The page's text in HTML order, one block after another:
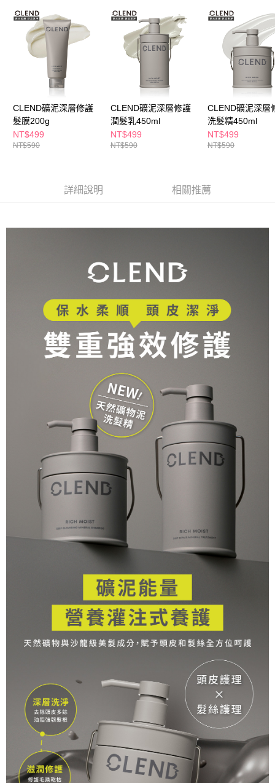
１．簡單：不需註冊會員、不需綁卡、不需儲值。
２．便利：只要手機號碼，簡訊認證，即可結帳。
３．安心：先確認商品／服務後，再付款。
【「AFTEE先享後付」結帳流程】
１．於結帳方式選擇「AFTEE先享後付」後，將跳轉至「AFTEE先享後付」
結帳頁面，進行簡訊認證並確認金額後，即可完成結帳。
２．訂單成立數日內，您將收到繳費通知簡訊。
３．收到繳費通知簡訊後14天內，點擊此簡訊中的連結，可透過四大超商／
ATM／網路銀行／等多元方式進行付款，方視為交易完成。
※ 請注意：結帳手續完成當下不需立刻繳費，但若您需要取消訂單，請聯絡
購買商品的店家。未經商家同意取消之訂單仍視為有效，需透過AFTEE先享
後付繳納相關費用。
客戶支援中心」 https://netprotections.freshdesk.com/support/home
易，需依本服務之必要範圍內提供個人資料，並將交易相關給付款項請求債
https://aftee.tw/terms/#terms3
３．未成年的使用者請事先徵得法定代理人或監護人之同意方可使用
「AFTEE先享後付」，若未經同意申辦者引起之損失，本公司不負相關責
４．使用「AFTEE先享後付」時，將依據個別帳號之用戶狀況，依本公司即
時審查核予不同之上限額度；若仍有額度不足之情形，本公司將視審查結果
５．嚴禁一人註冊多個帳號或使用他人資訊註冊。若發現惡意使用之情形，
恩沛科技股份有限公司將有權停止該用戶之使用額度並採取法律行動。
運送方式
全家取貨付款
每筆NT$65，滿NT$390(含以上)免運費
付款後全家取貨
萊爾富取貨付款
每筆NT$65，滿NT$490(含以上)免運費
付款後寶雅門市自取(由倉庫統一出貨)
每筆NT$80，滿NT$290(含以上)免運費
CLEND礦泥深層修護
髮膜200g
NT$499
NT$590
CLEND礦泥深層修護
潤髮乳450ml
NT$499
NT$590
CLEND礦泥深層
洗髮精450ml
NT$499
NT$590
詳細說明 相關推薦